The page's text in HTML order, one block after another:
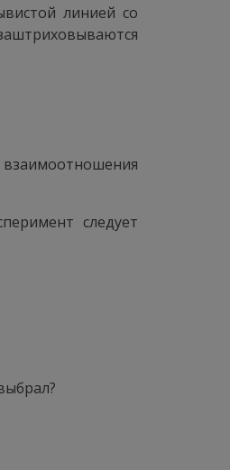
линией со
следует